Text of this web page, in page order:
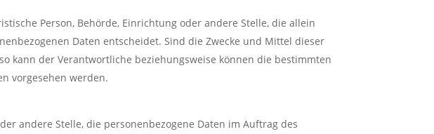
Person, Behörde, Einrichtung oder andere Stelle, die allein
Daten entscheidet. Sind die Zwecke und Mittel dieser
kann der Verantwortliche beziehungsweise können die bestimmten
vorgesehen werden.
andere Stelle, die personenbezogene Daten im Auftrag des